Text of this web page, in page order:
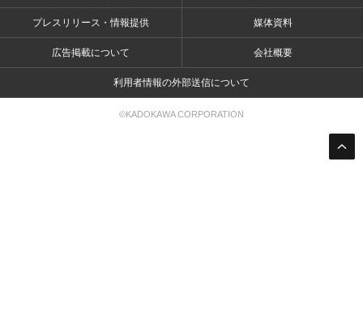
プレスリリース・情報提供 媒体資料
広告掲載について 会社概要
利用者情報の外部送信について
©KADOKAWA CORPORATION